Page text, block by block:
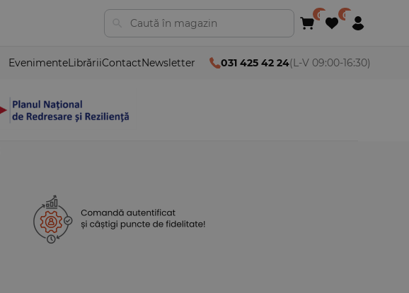
EvenimenteLibrăriiContactNewsletter 031 425 42 24(L-V 09:00-16:30)